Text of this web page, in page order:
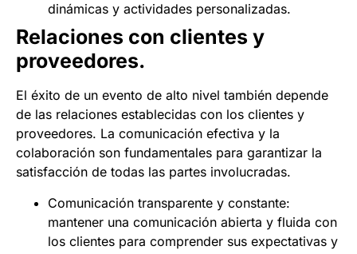
dinámicas y actividades personalizadas.
Relaciones con clientes y
proveedores.
El éxito de un evento de alto nivel también depende
de las relaciones establecidas con los clientes y
proveedores. La comunicación efectiva y la
colaboración son fundamentales para garantizar la
satisfacción de todas las partes involucradas.
Comunicación transparente y constante:
mantener una comunicación abierta y fluida con
los clientes para comprender sus expectativas y